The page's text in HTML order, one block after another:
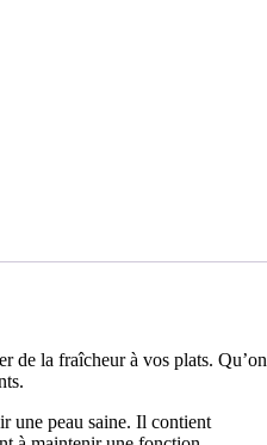
de la fraîcheur à vos plats. Qu’on
une peau saine. Il contient